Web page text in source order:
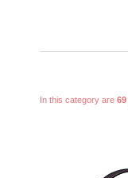
In this category are 69